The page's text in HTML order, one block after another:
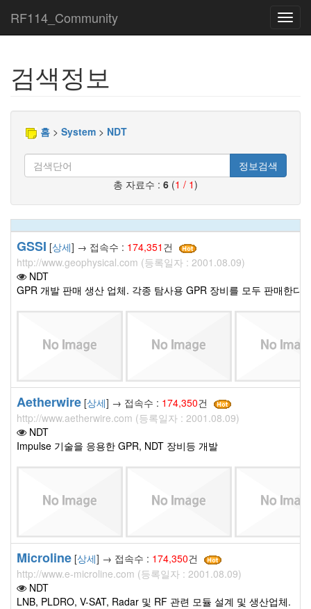
RF114_Community
검색정보
홈 > System > NDT
정보검색
총 자료수 : 6 (1 / 1)
GSSI [상세] → 접속수 : 174,351 건
http://www.geophysical.com (등록일자 : 2001.08.09)
NDT
GPR 개발 판매 생산 업체. 각종 탐사용 GPR 장비를 모두 판매한다.
Aetherwire [상세] → 접속수 : 174,350건
http://www.aetherwire.com (등록일자 : 2001.08.09)
NDT
Impulse 기술을 응용한 GPR, NDT 장비등 개발
Microline [상세] → 접속수 : 174,350건
http://www.e-microline.com (등록일자 : 2001.08.09)
NDT
LNB, PLDRO, V-SAT, Radar 및 RF 관련 모듈 설계 및 생산업체.